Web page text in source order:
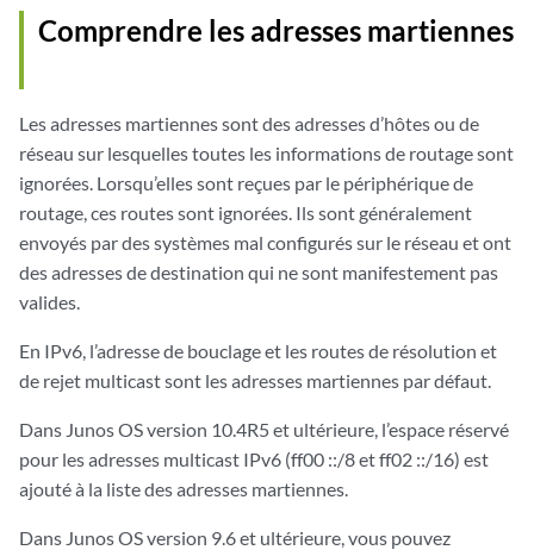
Comprendre les adresses martiennes
Les adresses martiennes sont des adresses d’hôtes ou de
réseau sur lesquelles toutes les informations de routage sont
ignorées. Lorsqu’elles sont reçues par le périphérique de
routage, ces routes sont ignorées. Ils sont généralement
envoyés par des systèmes mal configurés sur le réseau et ont
des adresses de destination qui ne sont manifestement pas
valides.
En IPv6, l’adresse de bouclage et les routes de résolution et
de rejet multicast sont les adresses martiennes par défaut.
Dans Junos OS version 10.4R5 et ultérieure, l’espace réservé
pour les adresses multicast IPv6 (ff00 ::/8 et ff02 ::/16) est
ajouté à la liste des adresses martiennes.
Dans Junos OS version 9.6 et ultérieure, vous pouvez